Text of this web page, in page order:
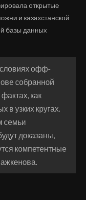
открытые
и казахстанской
базы данных
офф-
собранной
как
в узких кругах.
семьи
доказаны,
компетентные